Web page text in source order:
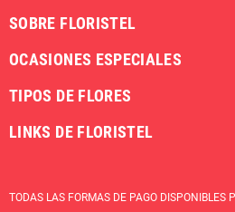
SOBRE FLORISTEL
OCASIONES ESPECIALES
TIPOS DE FLORES
LINKS DE FLORISTEL
TODAS LAS FORMAS DE PAGO DISPONIBLES